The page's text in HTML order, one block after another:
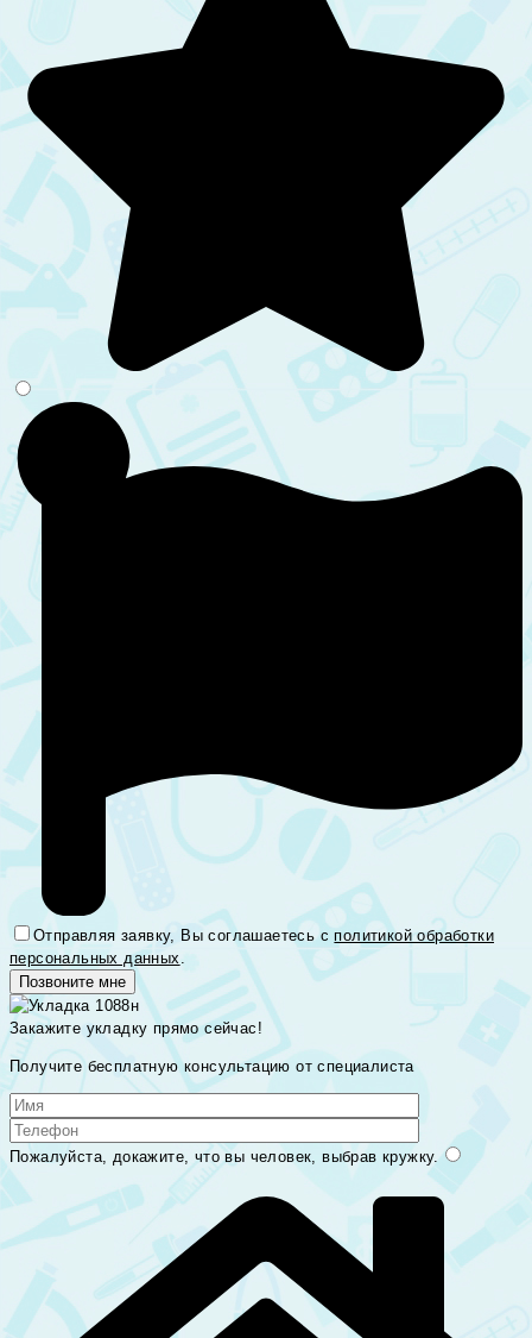
Отправляя заявку, Вы соглашаетесь сполитикой обработки
персональных данных.
Закажите укладку прямо сейчас!
Получите бесплатную консультацию от специалиста
Пожалуйста, докажите, что вы человек, выбрав кружку.